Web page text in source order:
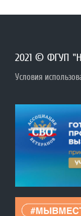
2021 © ФГУП
Условия